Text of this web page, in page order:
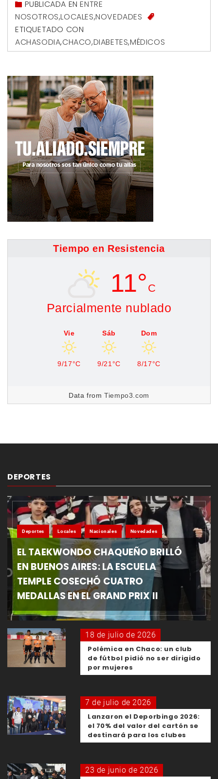
PUBLICADA ENENTRE
NOSOTROS,LOCALES,NOVEDADES
ETIQUETADO CON
ACHASODIA,CHACO,DIABETES,MÉDICOS
Tiempo en Resistencia
11° C
Parcialmente nublado
Vie
9/17°C
Sáb
9/21°C
Dom
8/17°C
Data fromTiempo3.com
DEPORTES
Deportes Locales Nacionales Novedades
EL TAEKWONDO CHAQUEÑO BRILLÓ
EN BUENOS AIRES: LA ESCUELA
TEMPLE COSECHÓ CUATRO
MEDALLAS EN EL GRAND PRIX II
18 de julio de 2026
Polémica en Chaco: un club
de fútbol pidió no ser dirigido
por mujeres
7 de julio de 2026
Lanzaron el Deporbingo 2026:
el 70% del valor del cartón se
destinará para los clubes
23 de junio de 2026